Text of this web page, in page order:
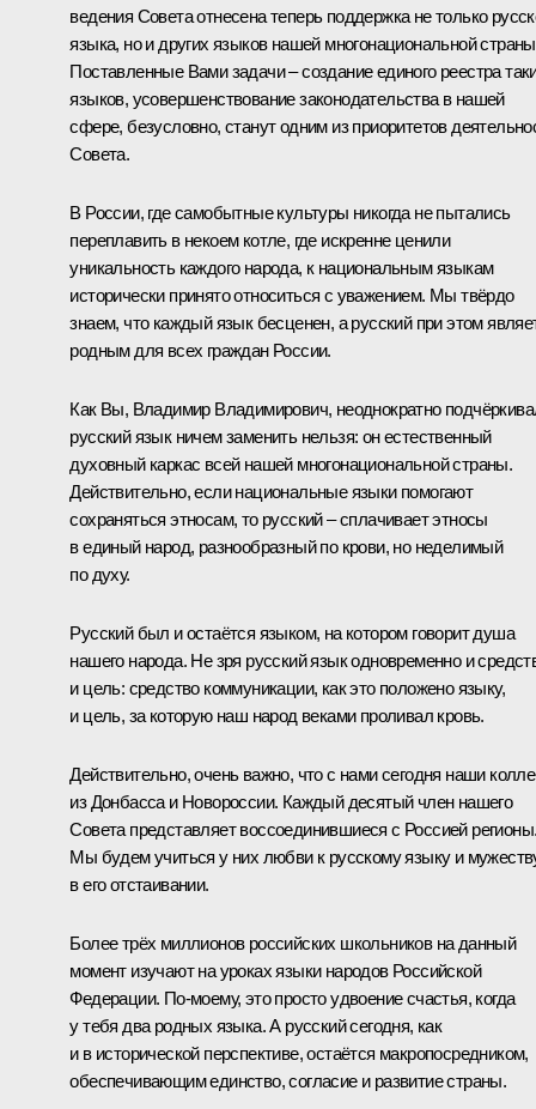
ведения Совета отнесена теперь поддержка не только
языка, но и других языков нашей многонациональной
Поставленные Вами задачи – создание единого реестра
языков, усовершенствование законодательства в нашей
сфере, безусловно, станут одним из приоритетов
Совета.
В России, где самобытные культуры никогда не пытались
переплавить в некоем котле, где искренне ценили
уникальность каждого народа, к национальным языкам
исторически принято относиться с уважением. Мы твёрдо
знаем, что каждый язык бесценен, а русский при этом
родным для всех граждан России.
Как Вы, Владимир Владимирович, неоднократно
русский язык ничем заменить нельзя: он естественный
духовный каркас всей нашей многонациональной страны.
Действительно, если национальные языки помогают
сохраняться этносам, то русский – сплачивает этносы
в единый народ, разнообразный по крови, но неделимый
по духу.
Русский был и остаётся языком, на котором говорит душа
нашего народа. Не зря русский язык одновременно и
и цель: средство коммуникации, как это положено языку,
и цель, за которую наш народ веками проливал кровь.
Действительно, очень важно, что с нами сегодня наши
из Донбасса и Новороссии. Каждый десятый член нашего
Совета представляет воссоединившиеся с Россией
Мы будем учиться у них любви к русскому языку и
в его отстаивании.
Более трёх миллионов российских школьников на данный
момент изучают на уроках языки народов Российской
Федерации. По-моему, это просто удвоение счастья, когда
у тебя два родных языка. А русский сегодня, как
и в исторической перспективе, остаётся макропосредником,
обеспечивающим единство, согласие и развитие страны.